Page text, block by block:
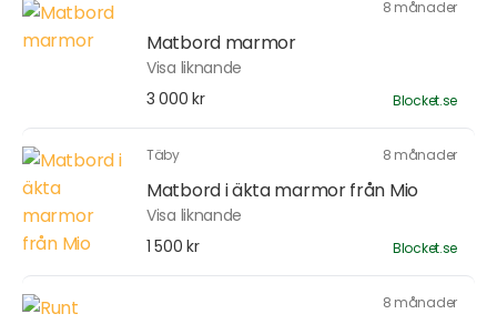
8 månader
Matbord marmor
Visa liknande
3 000 kr
Blocket.se
Täby 8 månader
Matbord i äkta marmor från Mio
Visa liknande
1 500 kr
Blocket.se
8 månader